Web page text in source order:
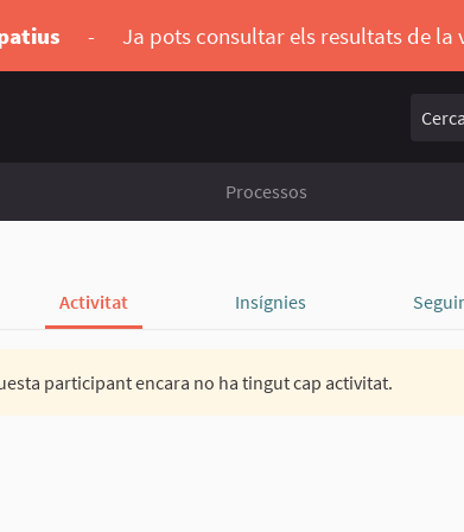
- Ja pots consultar els resultats de
Processos
Activitat Insígnies
participant encara no ha tingut cap activitat.